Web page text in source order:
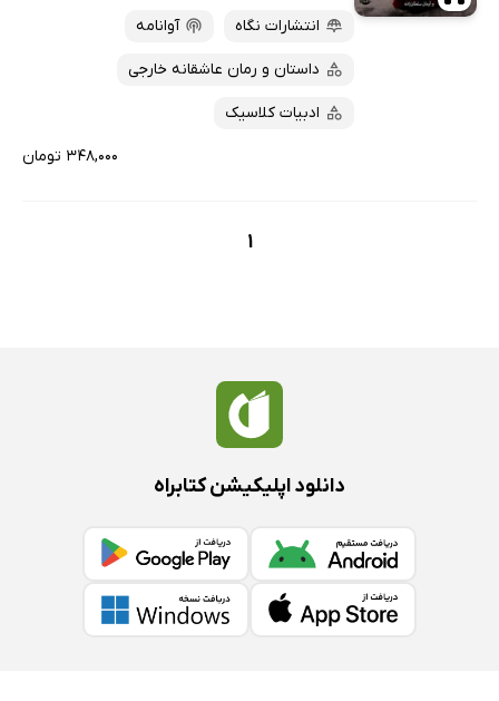
انتشارات نگاه
آوانامه
داستان و رمان عاشقانه خارجی
ادبیات کلاسیک
۳۴۸,۰۰۰ تومان
1
دانلود اپلیکیشن کتابراه